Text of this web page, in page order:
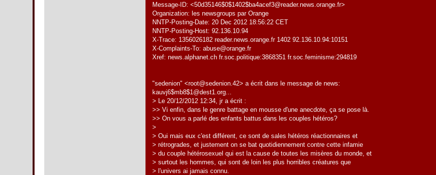
Message-ID: <50d35146$0$1402$ba4acef3@reader.news.orange.fr>
Organization: les newsgroups par Orange
NNTP-Posting-Date: 20 Dec 2012 18:56:22 CET
NNTP-Posting-Host: 92.136.10.94
X-Trace: 1356026182 reader.news.orange.fr 1402 92.136.10.94:10151
X-Complaints-To: abuse@orange.fr
Xref: news.alphanet.ch fr.soc.politique:3868351 fr.soc.feminisme:294819
"sedenion" <root@sedenion.42> a écrit dans le message de news:
kauvj6$mb8$1@dest1.org...
> Le 20/12/2012 12:34, jr a écrit :
>> Vi enfin, dans le genre battage en mousse d'une anecdote, ça se pose là.
>> On vous a parlé des enfants battus dans les couples hétéros?
>
> Oui mais eux c'est différent, ce sont de sales hétéros réactionnaires et
> rétrogrades, et justement on se bat quotidiennement contre cette infamie
> du couple hétérosexuel qui est la cause de toutes les misères du monde, et
> surtout les hommes, qui sont de loin les plus horribles créatures que
> l'univers ai jamais connu.